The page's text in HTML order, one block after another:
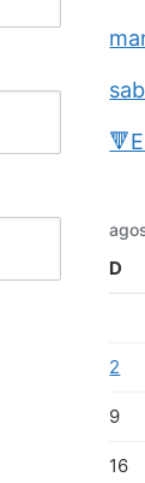
D
2
9
16